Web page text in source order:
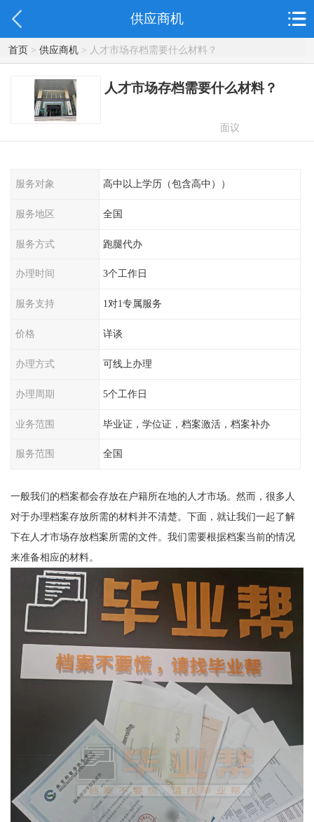
供应商机
首页> 供应商机> 人才市场存档需要什么材料？
人才市场存档需要什么材料？
面议
服务对象 高中以上学历（包含高中））
服务地区 全国
服务方式 跑腿代办
办理时间 3个工作日
服务支持 1对1专属服务
价格 详谈
办理方式 可线上办理
办理周期 5个工作日
业务范围 毕业证，学位证，档案激活，档案补办
服务范围 全国
一般我们的档案都会存放在户籍所在地的人才市场。然而，很多人
对于办理档案存放所需的材料并不清楚。下面，就让我们一起了解
下在人才市场存放档案所需的文件。我们需要根据档案当前的情况
来准备相应的材料。